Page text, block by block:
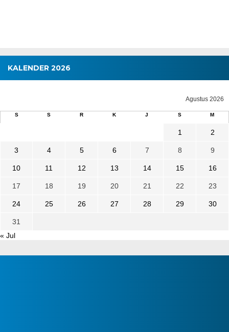
KALENDER 2026
Agustus 2026
S S R K J S M
1 2
3 4 5 6 7 8 9
10 11 12 13 14 15 16
17 18 19 20 21 22 23
24 25 26 27 28 29 30
31
« Jul